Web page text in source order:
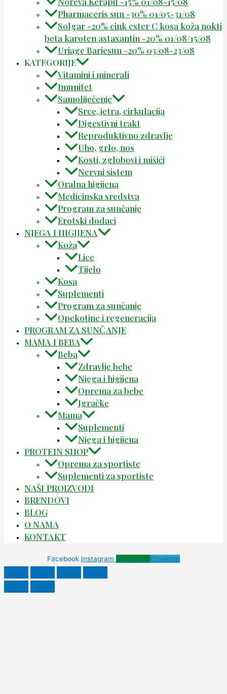
Pharmaceris sun -30% 01/05-31/08
Solgar -20% cink ester C kosa koža nokti
beta karoten astaxantin -20% 01/08/15/08
Uriage Bariesun -20% 03/08-23/08
KATEGORIJE
Vitamini i minerali
Imunitet
Samoliječenje
Srce, jetra, cirkulacija
Digestivni trakt
Reproduktivno zdravlje
Uho, grlo, nos
Kosti, zglobovi i mišići
Nervni sistem
Oralna higijena
Medicinska sredstva
Program za sunčanje
Erotski dodaci
NJEGA I HIGIJENA
Koža
Lice
Tijelo
Kosa
Suplementi
Program za sunčanje
Opekotine i regeneracija
PROGRAM ZA SUNČANJE
MAMA I BEBA
Beba
Zdravlje bebe
Njega i higijena
Oprema za bebe
Igračke
Mama
Suplementi
Njega i higijena
PROTEIN SHOP
Oprema za sportiste
Suplementi za sportiste
NAŠI PROIZVODI
BRENDOVI
BLOG
O NAMA
KONTAKT
Facebook Instagram Phone-alt Envelope